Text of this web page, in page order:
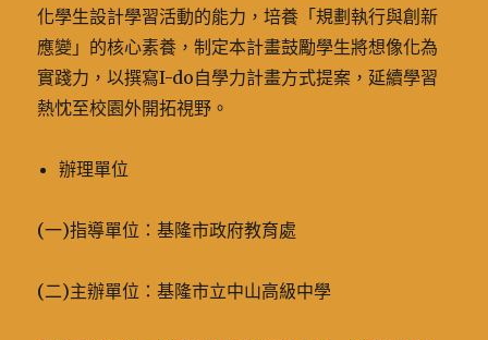
化學生設計學習活動的能力，培養「規劃執行與創新
應變」的核心素養，制定本計畫鼓勵學生將想像化為
實踐力，以撰寫I-do自學力計畫方式提案，延續學習
熱忱至校園外開拓視野。
辦理單位
(一)指導單位：基隆市政府教育處
(二)主辦單位：基隆市立中山高級中學